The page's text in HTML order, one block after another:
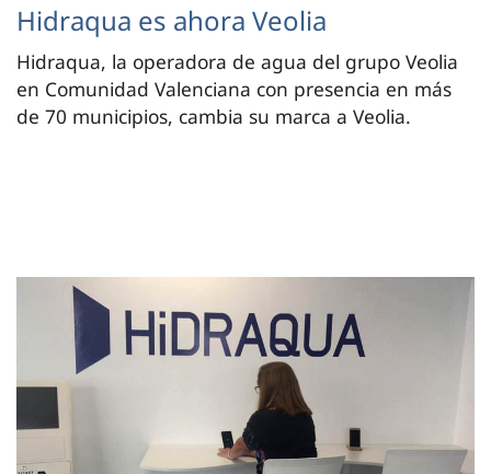
Hidraqua es ahora Veolia
Hidraqua, la operadora de agua del grupo Veolia
en Comunidad Valenciana con presencia en más
de 70 municipios, cambia su marca a Veolia.